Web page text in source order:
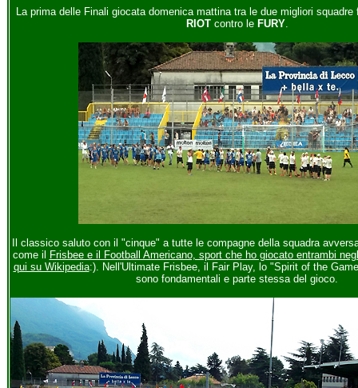
La prima delle Finali giocata domenica mattina tra le due migliori
RIOTcontro le FURY.
Il classico saluto con il "cinque" a tutte le compagne della squadra
come il
Frisbee e il Football Americano, sport che ho giocato entrambi
qui su Wikipedia:). Nell'Ultimate Frisbee, il Fair Play, lo "Spirit of the
sono fondamentali e parte stessa del gioco.